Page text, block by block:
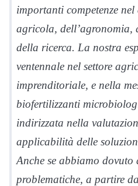
importanti competenze
agricola, dell’agronomia,
della ricerca. La nostra
ventennale nel settore
imprenditoriale, e nella
biofertilizzanti
indirizzata nella
applicabilità delle
Anche se abbiamo dovuto
problematiche, a partire